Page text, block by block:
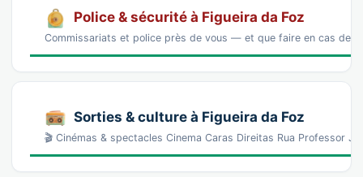
Police & sécurité à Figueira da Foz
Commissariats et police près de vous — et que faire en cas de
Sorties & culture à Figueira da Foz
🎬 Cinémas & spectacles Cinema Caras Direitas Rua Professor